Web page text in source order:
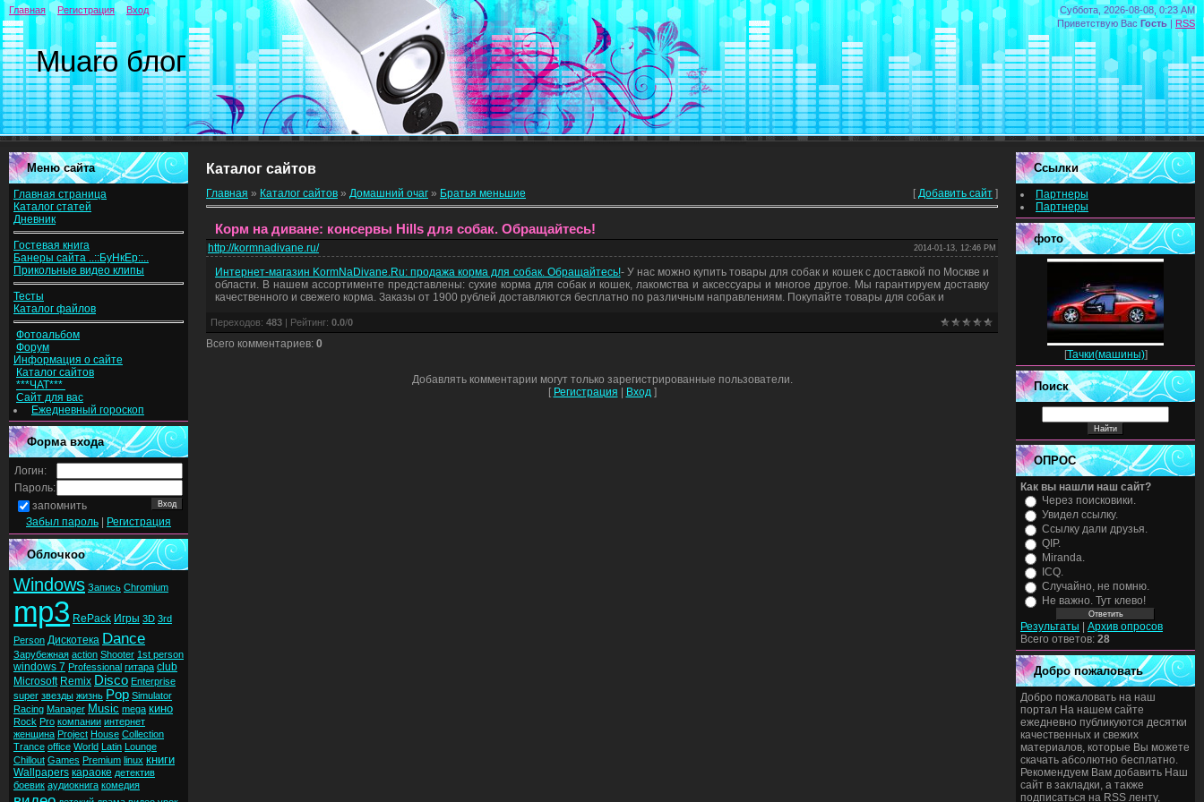
Суббота, 2026-08-08, 0:23 AM
Приветствую Вас Гость | RSS
Muaro блог
Главная Регистрация Вход
Меню сайта
Главная страница
Каталог статей
Дневник
Гостевая книга
Банеры сайта ..::БуНкЕр::..
Прикольные видео клипы
Тесты
Каталог файлов
Фотоальбом
Форум
Информация о сайте
Каталог сайтов
***ЧАТ***
Сайт для вас
Ежедневный гороскоп
Форма входа
Логин:
Пароль:
запомнить
Забыл пароль
Регистрация
Облочкоо
Windows Запись Chromium
mp3 RePack Игры 3D 3rd
Person Дискотека Dance
Зарубежная action Shooter 1st person
windows 7 Professional гитара club
Microsoft Remix Disco Enterprise
super звезды жизнь Pop Simulator
Racing Manager Music mega кино
Rock Pro компании интернет
женщина Project House Collection
Trance office World Latin Lounge
Chillout Games Premium linux книги
Wallpapers караоке детектив
боевик аудиокнига комедия
Каталог сайтов
Главная » Каталог сайтов » Домашний очаг » Братья меньшие [ Добавить сайт ]
Корм на диване: консервы Hills для собак. Обращайтесь!
http://kormnadivane.ru/ 2014-01-13, 12:46 PM
Интернет-магазин KormNaDivane.Ru: продажа корма для собак. Обращайтесь!- У нас можно купить товары для собак и кошек с доставкой по Москве и
области. В нашем ассортименте представлены: сухие корма для собак и кошек, лакомства и аксессуары и многое другое. Мы гарантируем доставку
качественного и свежего корма. Заказы от 1900 рублей доставляются бесплатно по различным направлениям. Покупайте товары для собак и
Переходов: 483 | Рейтинг: 0.0/0
Всего комментариев: 0
Добавлять комментарии могут только зарегистрированные пользователи.
[ Регистрация | Вход ]
Ссылки
Партнеры
Партнеры
фото
[Тачки(машины)]
Поиск
ОПРОС
Как вы нашли наш сайт?
Через поисковики.
Увидел ссылку.
Ссылку дали друзья.
QIP.
Miranda.
ICQ.
Случайно, не помню.
Не важно. Тут клево!
Результаты
Архив опросов
Всего ответов: 28
Добро пожаловать
Добро пожаловать на наш
портал На нашем сайте
ежедневно публикуются десятки
качественных и свежих
материалов, которые Вы можете
скачать абсолютно бесплатно.
Рекомендуем Вам добавить Наш
сайт в закладки, а также
подписаться на RSS ленту,